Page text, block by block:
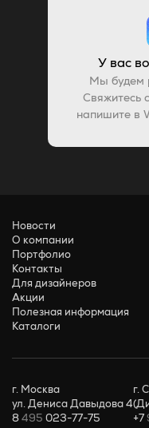
У вас
Мы будем
Свяжитесь
напишите в
Новости
О компании
Портфолио
Контакты
Для дизайнеров
Акции
Полезная информация
Каталоги
г. Москва
ул. Дениса Давыдова 4
8495 023-77-75
г.
+7